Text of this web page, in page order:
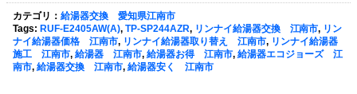
カテゴリ： 給湯器交換 愛知県江南市
Tags: RUF-E2405AW(A), TP-SP244AZR, リンナイ給湯器交換 江南市, リン
ナイ給湯器価格 江南市, リンナイ給湯器取り替え 江南市, リンナイ給湯器
施工 江南市, 給湯器 江南市, 給湯器お得 江南市, 給湯器エコジョーズ 江
南市, 給湯器交換 江南市, 給湯器安く 江南市